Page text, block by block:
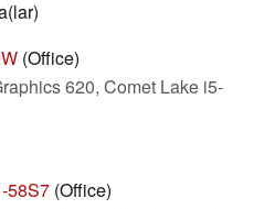
(Office)
620, Comet Lake i5-
58S7 (Office)